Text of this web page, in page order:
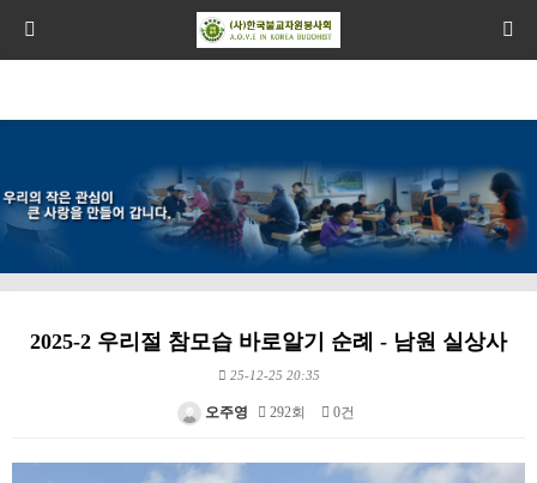
2025-2 우리절 참모습 바로알기 순례 - 남원 실상사
25-12-25 20:35
오주영 292회 0건